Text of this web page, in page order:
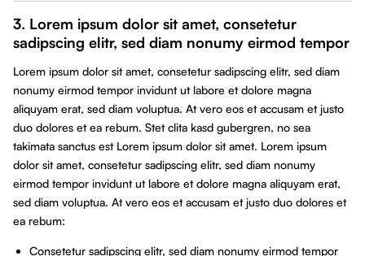
3. Lorem ipsum dolor sit amet, consetetur
sadipscing elitr, sed diam nonumy eirmod tempor
Lorem ipsum dolor sit amet, consetetur sadipscing elitr, sed diam
nonumy eirmod tempor invidunt ut labore et dolore magna
aliquyam erat, sed diam voluptua. At vero eos et accusam et justo
duo dolores et ea rebum. Stet clita kasd gubergren, no sea
takimata sanctus est Lorem ipsum dolor sit amet. Lorem ipsum
dolor sit amet, consetetur sadipscing elitr, sed diam nonumy
eirmod tempor invidunt ut labore et dolore magna aliquyam erat,
sed diam voluptua. At vero eos et accusam et justo duo dolores et
ea rebum:
Consetetur sadipscing elitr, sed diam nonumy eirmod tempor